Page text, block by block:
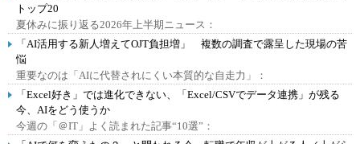
トップ20
夏休みに振り返る2026年上半期ニュース：
「AI活用する新人増えてOJT負担増」 複数の調査で露呈した現場の苦
悩
重要なのは「AIに代替されにくい本質的な自走力」：
「Excel好き」では進化できない、「Excel/CSVでデータ連携」が残る
今、AIをどう使うか
今週の「＠IT」よく読まれた記事“10選”：